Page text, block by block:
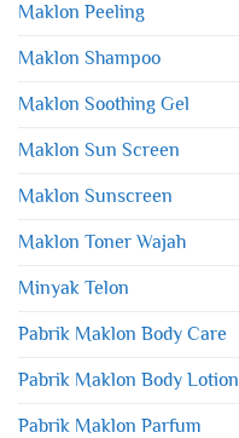
Maklon Peeling
Maklon Shampoo
Maklon Soothing Gel
Maklon Sun Screen
Maklon Sunscreen
Maklon Toner Wajah
Minyak Telon
Pabrik Maklon Body Care
Pabrik Maklon Body Lotion
Pabrik Maklon Parfum